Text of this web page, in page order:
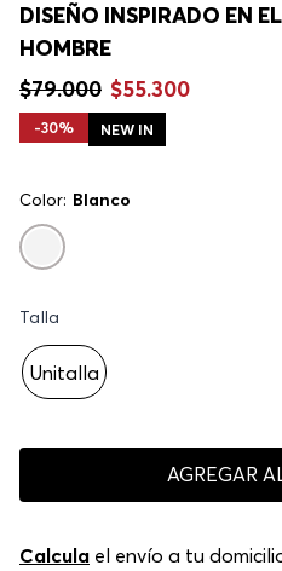
DISEÑO INSPIRADO EN
HOMBRE
$79.000 $55.300
-30% NEW IN
Color: Blanco
Talla
Unitalla
AGREGAR
Calcula el envío a tu